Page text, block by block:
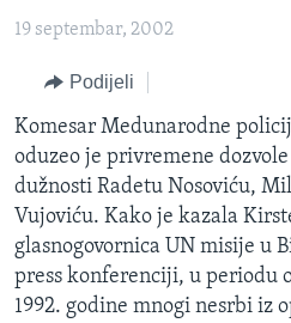
glavnu
navigaciju
pretragu
VIJESTI
SJEDINJENE AMERIČKE
BOSNA I HERCEGOVINA
SVIJET
NAUKA I TEHNOLOGIJA
SPECIJALNI PROJEKTI
KORUPCIJA
SLOBODA MEDIJA
ŽENSKA STRANA
IZBJEGLIČKA STRANA
19 septembar, 2002
Podijeli
Komesar Medunarodne
oduzeo je privremene
dužnosti Radetu Nosoviću,
Vujoviću. Kako je kazala
glasnogovornica UN misije u
press konferenciji, u periodu
1992. godine mnogi nesrbi iz